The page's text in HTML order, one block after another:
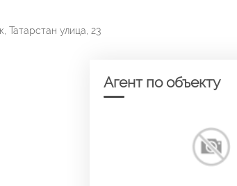
Татарстан улица, 23
Агент по объекту